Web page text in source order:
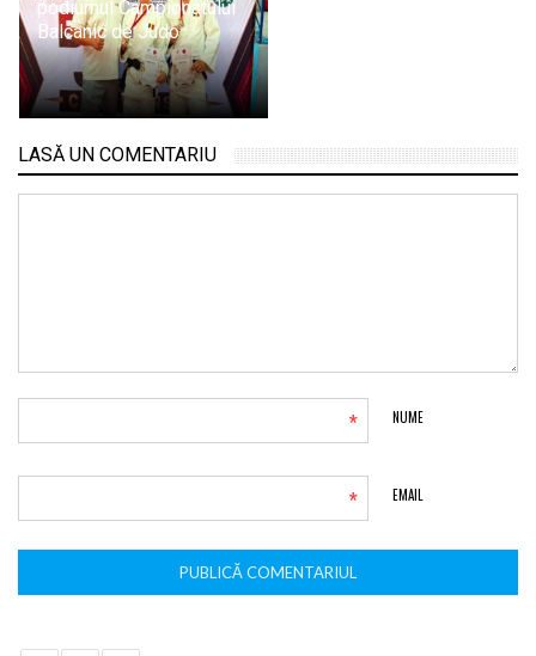
podiumul Campionatului
Balcanic de Judo
LASĂ UN COMENTARIU
NUME
*
EMAIL
*